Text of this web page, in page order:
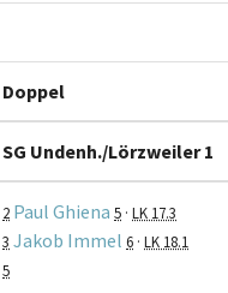
Doppel
SG Undenh./Lörzweiler 1
2 Paul Ghiena 5 · LK 17.3
3 Jakob Immel 6 · LK 18.1
5